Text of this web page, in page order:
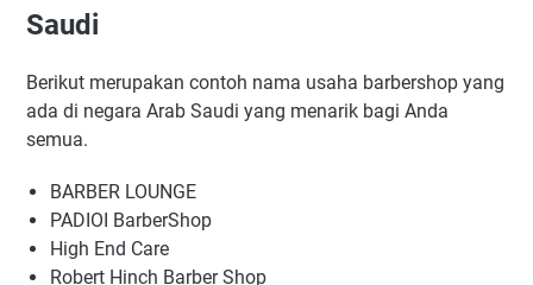
Saudi
Berikut merupakan contoh nama usaha barbershop yang
ada di negara Arab Saudi yang menarik bagi Anda
semua.
BARBER LOUNGE
PADIOI BarberShop
High End Care
Robert Hinch Barber Shop